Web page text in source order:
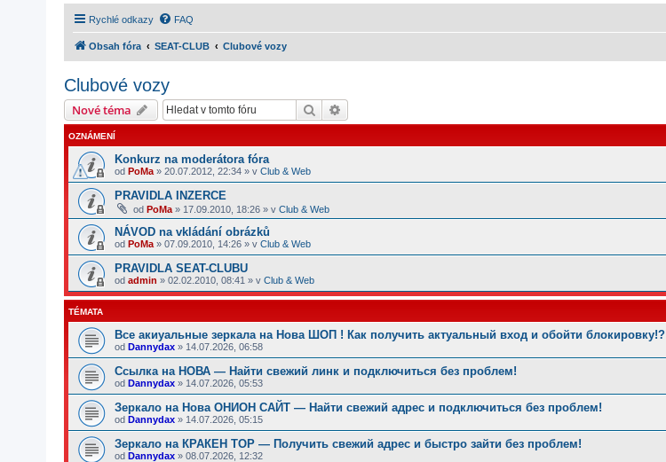
Rychlé odkazy FAQ
Obsah fóra SEAT-CLUB Clubové vozy
Clubové vozy
Nové téma Hledat
OZNÁMENÍ
Konkurz na moderátora fóra
od PoMa » 20.07.2012, 22:34 » v Club & Web
PRAVIDLA INZERCE
od PoMa » 17.09.2010, 18:26 » v Club & Web
NÁVOD na vkládání obrázků
od PoMa » 07.09.2010, 14:26 » v Club & Web
PRAVIDLA SEAT-CLUBU
od admin » 02.02.2010, 08:41 » v Club & Web
TÉMATA
Все акиуальные зеркала на Нова ШОП ! Как получить актуальный вход и обойти блокировку!?
od Dannydax » 14.07.2026, 06:58
Ссылка на НОВА — Найти свежий линк и подключиться без проблем!
od Dannydax » 14.07.2026, 05:53
Зеркало на Нова ОНИОН САЙТ — Найти свежий адрес и подключиться без проблем!
od Dannydax » 14.07.2026, 05:15
Зеркало на КРАКЕН ТОР — Получить свежий адрес и быстро зайти без проблем!
od Dannydax » 08.07.2026, 12:32